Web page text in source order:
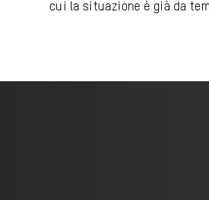
cui la situazione è già da